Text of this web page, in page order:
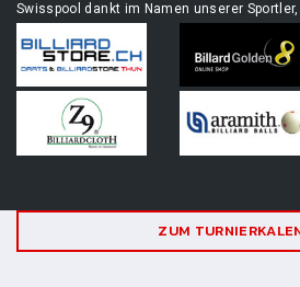
Swisspool dankt im Namen unserer
ZUM